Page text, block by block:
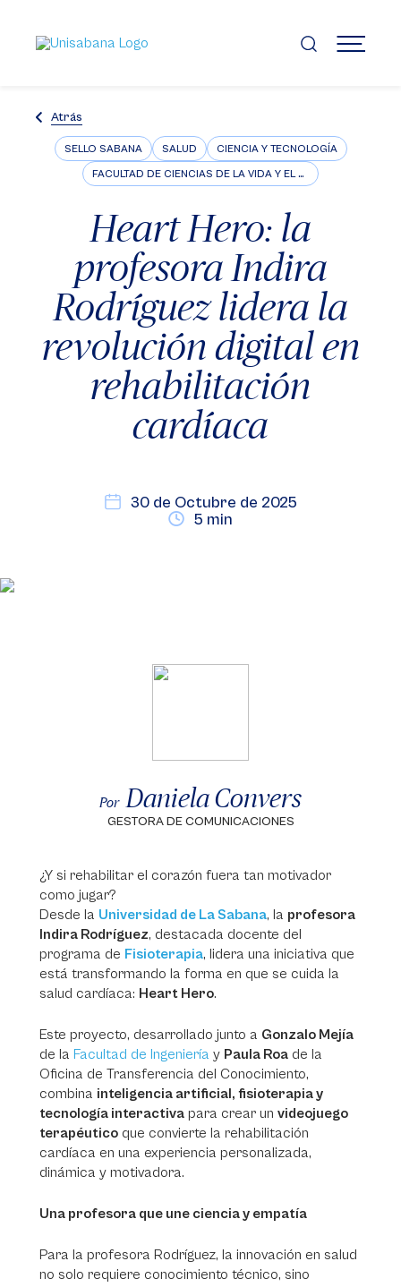
contenido
principal
MENÚ
Atrás
SELLO SABANA SALUD CIENCIA Y TECNOLOGÍA
FACULTAD DE CIENCIAS DE LA VIDA Y EL BIENESTAR
Heart Hero: la
profesora Indira
Rodríguez lidera la
revolución digital en
rehabilitación
cardíaca
30 de Octubre de 2025
5 min
Por Daniela Convers
GESTORA DE COMUNICACIONES
¿Y si rehabilitar el corazón fuera tan motivador
como jugar?
Desde la Universidad de La Sabana, la profesora
Indira Rodríguez, destacada docente del
programa de Fisioterapia, lidera una iniciativa que
está transformando la forma en que se cuida la
salud cardíaca: Heart Hero.
Este proyecto, desarrollado junto a Gonzalo Mejía
de la Facultad de Ingeniería y Paula Roa de la
Oficina de Transferencia del Conocimiento,
combina inteligencia artificial, fisioterapia y
tecnología interactiva para crear un videojuego
terapéutico que convierte la rehabilitación
cardíaca en una experiencia personalizada,
dinámica y motivadora.
Una profesora que une ciencia y empatía
Para la profesora Rodríguez, la innovación en salud
no solo requiere conocimiento técnico, sino